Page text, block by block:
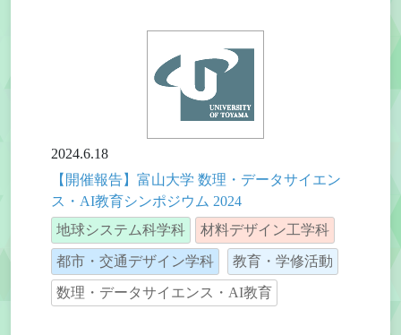
2024.6.18
【開催報告】富山大学 数理・データサイエン
ス・AI教育シンポジウム 2024
地球システム科学科
材料デザイン工学科
都市・交通デザイン学科 教育・学修活動
数理・データサイエンス・AI教育